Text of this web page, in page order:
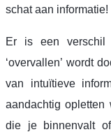
schat aan informatie!
Er is een verschil
‘overvallen’ wordt
van intuïtieve
aandachtig opletten
die je binnenvalt